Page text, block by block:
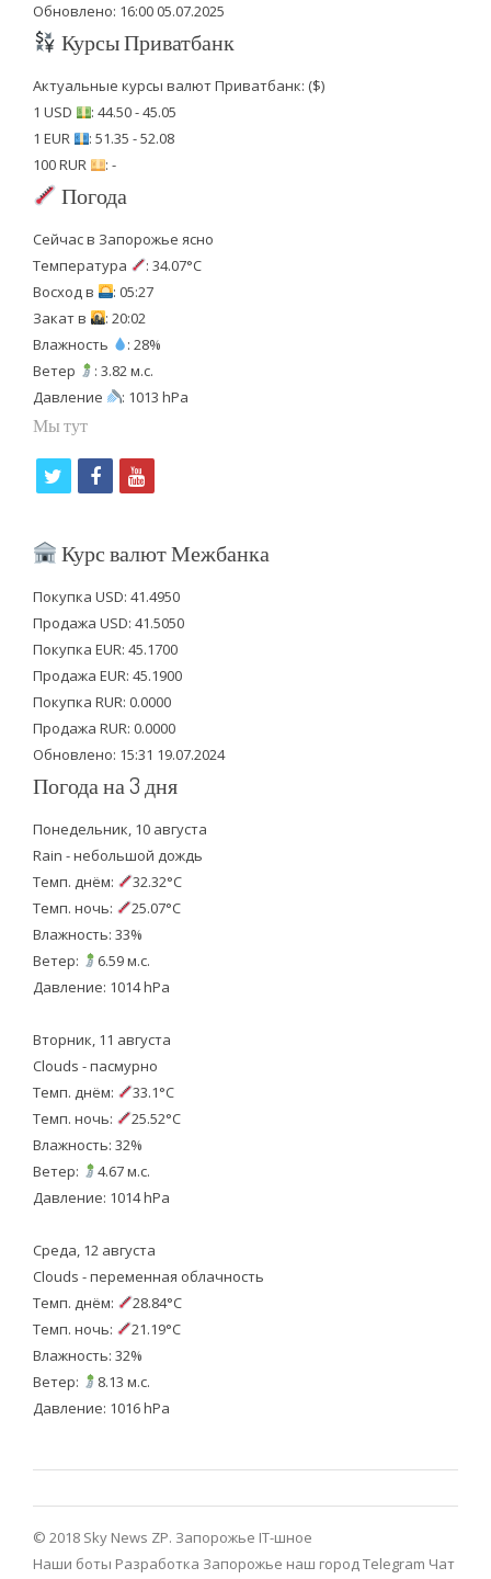
Обновлено: 16:00 05.07.2025
Курсы Приватбанк
Актуальные курсы валют Приватбанк: ($)
1 USD
: 44.50 - 45.05
1 EUR
: 51.35 - 52.08
100 RUR
: -
Погода
Сейчас в Запорожье ясно
Температура
: 34.07°C
Восход в
: 05:27
Закат в
: 20:02
Влажность
: 28%
Ветер
: 3.82 м.с.
Давление
: 1013 hPa
Мы тут
i
t
e
r
f
c
b
o
o
k
y
u
u
b
e
Курс валют Межбанка
Покупка USD: 41.4950
Продажа USD: 41.5050
Покупка EUR: 45.1700
Продажа EUR: 45.1900
Покупка RUR: 0.0000
Продажа RUR: 0.0000
Обновлено: 15:31 19.07.2024
Погода на 3 дня
Понедельник, 10 августа
Rain - небольшой дождь
Темп. днём:
32.32°C
Темп. ночь:
25.07°C
Влажность: 33%
Ветер:
6.59 м.с.
Давление: 1014 hPa
Вторник, 11 августа
Clouds - пасмурно
Темп. днём:
33.1°C
Темп. ночь:
25.52°C
Влажность: 32%
Ветер:
4.67 м.с.
Давление: 1014 hPa
Среда, 12 августа
Clouds - переменная облачность
Темп. днём:
28.84°C
Темп. ночь:
21.19°C
Влажность: 32%
Ветер:
8.13 м.с.
Давление: 1016 hPa
© 2018 Sky News ZP. Запорожье IT-шное
Наши боты Разработка Запорожье наш город Telegram Чат